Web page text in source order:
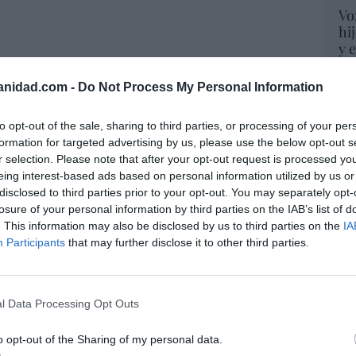
- Do Not Process My Personal Information
opt-out of the sale, sharing to third parties, or processing of your
for targeted advertising by us, please use the below opt-out
selection. Please note that after your opt-out request is processed
interest-based ads based on personal information utilized by us
to third parties prior to your opt-out. You may separately
of your personal information by third parties on the IAB’s list of
This information may also be disclosed by us to third parties on the
Participants that may further disclose it to other third parties.
Data Processing Opt Outs
opt-out of the Sharing of my personal data.
newsletter y recibe cada dia
destacado de Hispanidad
legales
y